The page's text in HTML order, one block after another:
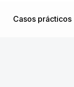
Casos prácticos